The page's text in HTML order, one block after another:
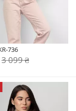
736
3 099 ₴